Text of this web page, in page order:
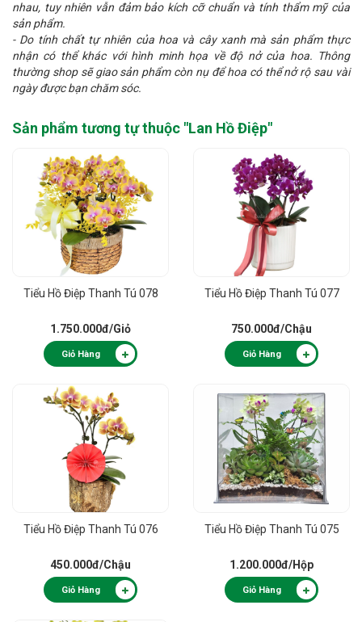
nhau, tuy nhiên vẫn đảm bảo kích cỡ chuẩn và tính thẩm mỹ của
sản phẩm.
- Do tính chất tự nhiên của hoa và cây xanh mà sản phẩm thực
nhận có thể khác với hình minh họa về độ nở của hoa. Thông
thường shop sẽ giao sản phẩm còn nụ để hoa có thể nở rộ sau vài
ngày được bạn chăm sóc.
Sản phẩm tương tự thuộc "Lan Hồ Điệp"
Tiểu Hồ Điệp Thanh Tú 078
1.750.000đ/Giỏ
Giỏ Hàng
Tiểu Hồ Điệp Thanh Tú 077
750.000đ/Chậu
Giỏ Hàng
Tiểu Hồ Điệp Thanh Tú 076
450.000đ/Chậu
Giỏ Hàng
Tiểu Hồ Điệp Thanh Tú 075
1.200.000đ/Hộp
Giỏ Hàng